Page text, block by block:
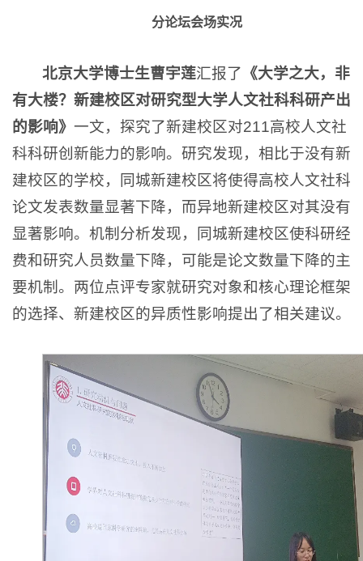
分论坛会场实况
北京大学博士生曹宇莲汇报了 《大学之大，非
有大楼？新建校区对研究型大学人文社科科研产出
的影响》 一文，探究了新建校区对211高校人文社
科科研创新能力的影响。研究发现，相比于没有新
建校区的学校，同城新建校区将使得高校人文社科
论文发表数量显著下降，而异地新建校区对其没有
显著影响。机制分析发现，同城新建校区使科研经
费和研究人员数量下降，可能是论文数量下降的主
要机制。两位点评专家就研究对象和核心理论框架
的选择、新建校区的异质性影响提出了相关建议。